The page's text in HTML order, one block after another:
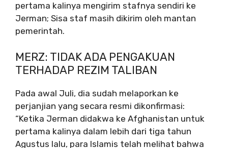
pertama kalinya mengirim stafnya sendiri ke
Jerman; Sisa staf masih dikirim oleh mantan
pemerintah.
MERZ: TIDAK ADA PENGAKUAN
TERHADAP REZIM TALIBAN
Pada awal Juli, dia sudah melaporkan ke
perjanjian yang secara resmi dikonfirmasi:
“Ketika Jerman didakwa ke Afghanistan untuk
pertama kalinya dalam lebih dari tiga tahun
Agustus lalu, para Islamis telah melihat bahwa